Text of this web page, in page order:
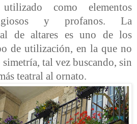
como elementos
y profanos. La
de altares es uno de los
de utilización, en la que no
simetría, tal vez buscando, sin
teatral al ornato.